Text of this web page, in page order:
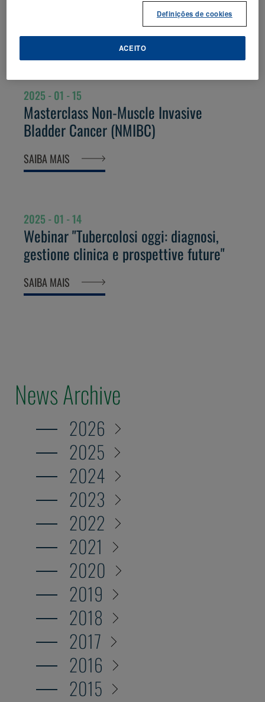
SAIBA MAIS
2025 - 01 - 15
Masterclass Non-Muscle Invasive
Bladder Cancer (NMIBC)
SAIBA MAIS
2025 - 01 - 14
Webinar "Tubercolosi oggi: diagnosi,
gestione clinica e prospettive future"
SAIBA MAIS
News Archive
2026
2025
2024
2023
2022
2021
2020
2019
2018
2017
2016
2015
Definições de cookies
ACEITO